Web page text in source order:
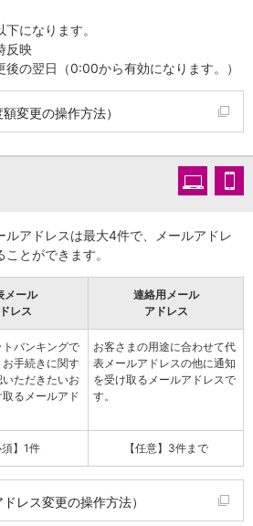
になります。
反映
後の翌日（0:00から有効になります。）
変更の操作方法）
ルアドレスは最大4件で、メールアドレ
とができます。
メール
レス
連絡用メール
アドレス
バンキングで
手続きに関す
ただきたいお
るメールアド
お客さまの用途に合わせて代
表メールアドレスの他に通知
を受け取るメールアドレスで
す。
須】1件 【任意】3件まで
レス変更の操作方法）